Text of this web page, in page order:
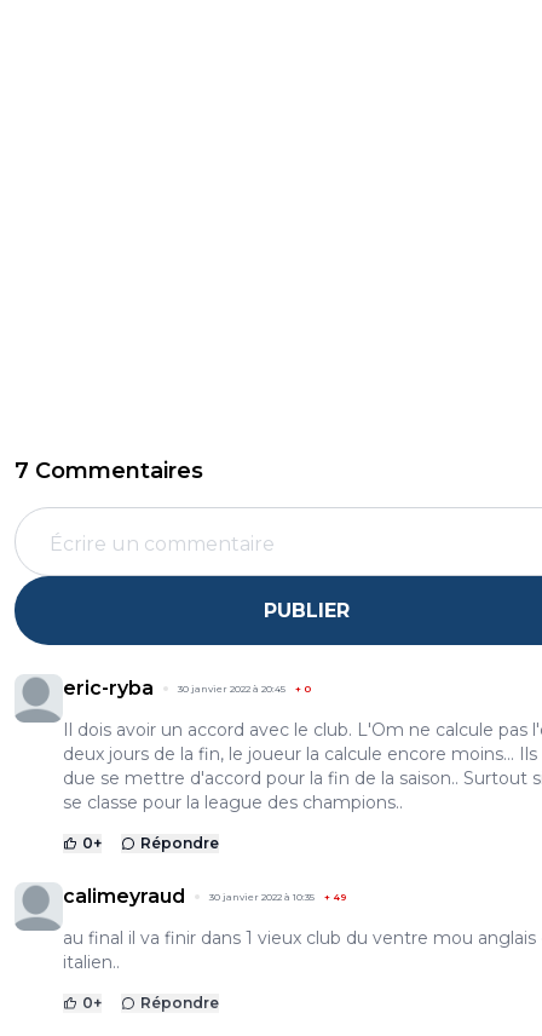
7 Commentaires
PUBLIER
eric-ryba 30 janvier 2022 à 20:45 + 0
Il dois avoir un accord avec le club. L'Om ne calcule pas
deux jours de la fin, le joueur la calcule encore moins...
due se mettre d'accord pour la fin de la saison.. Surtout
se classe pour la league des champions..
0+ Répondre
calimeyraud 30 janvier 2022 à 10:35 + 49
au final il va finir dans 1 vieux club du ventre mou anglais
italien..
0+ Répondre